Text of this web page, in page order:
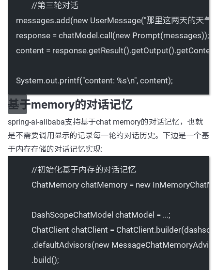
//第三轮对话
messages.add (new UserMessage("那里这两天的天气
response = chatModel.call (new Prompt(messages));
content = response.getResult().getOutput().getContent
System.out.printf("content: %s\n", content);
基于memory的对话记忆
spring-ai-alibaba支持基于chat memory的对话记忆，也就
是不需要调用显示的记录每一轮的对话历史。下边是一个基
于内存存储的对话记忆实现:
//初始化基于内存的对话记忆
ChatMemory chatMemory = new
DashScopeChatModel chatModel = ...;
ChatClient chatClient = ChatClient.builder
.defaultAdvisors(new
.build ();